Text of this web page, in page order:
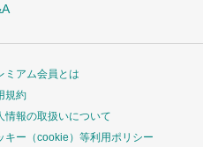
ミアム会員とは
規約
情報の取扱いについて
キー（cookie）等利用ポリシー